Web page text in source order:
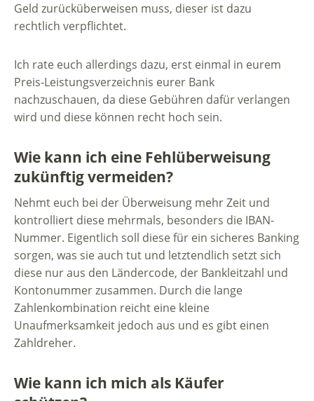
Geld zurücküberweisen muss, dieser ist dazu
rechtlich verpflichtet.
Ich rate euch allerdings dazu, erst einmal in eurem
Preis-Leistungsverzeichnis eurer Bank
nachzuschauen, da diese Gebühren dafür verlangen
wird und diese können recht hoch sein.
Wie kann ich eine Fehlüberweisung
zukünftig vermeiden?
Nehmt euch bei der Überweisung mehr Zeit und
kontrolliert diese mehrmals, besonders die IBAN-
Nummer. Eigentlich soll diese für ein sicheres Banking
sorgen, was sie auch tut und letztendlich setzt sich
diese nur aus den Ländercode, der Bankleitzahl und
Kontonummer zusammen. Durch die lange
Zahlenkombination reicht eine kleine
Unaufmerksamkeit jedoch aus und es gibt einen
Zahldreher.
Wie kann ich mich als Käufer